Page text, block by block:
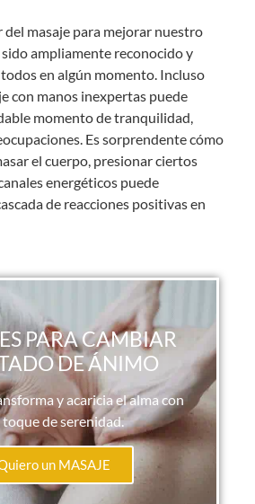
del masaje para mejorar nuestro
ampliamente reconocido y
en algún momento. Incluso
con manos inexpertas puede
momento de tranquilidad,
Es sorprendente cómo
el cuerpo, presionar ciertos
energéticos puede
de reacciones positivas en
PARA CAMBIAR
DE ÁNIMO
y acaricia el alma con
de serenidad.
un MASAJE